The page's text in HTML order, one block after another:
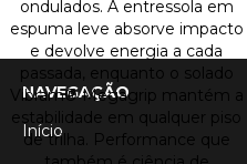
NAVEGAÇÃO
Início